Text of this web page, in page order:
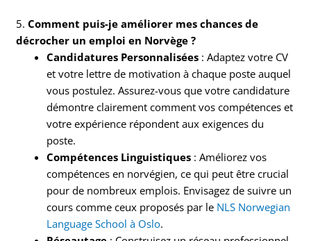
5.Comment puis-je améliorer mes chances de
décrocher un emploi en Norvège ?
Candidatures Personnalisées : Adaptez votre CV
et votre lettre de motivation à chaque poste auquel
vous postulez. Assurez-vous que votre candidature
démontre clairement comment vos compétences et
votre expérience répondent aux exigences du
poste.
Compétences Linguistiques : Améliorez vos
compétences en norvégien, ce qui peut être crucial
pour de nombreux emplois. Envisagez de suivre un
cours comme ceux proposés par le NLS Norwegian
Language School à Oslo.